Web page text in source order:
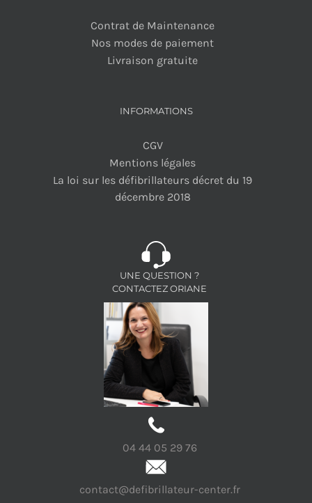
Contrat de Maintenance
Nos modes de paiement
Livraison gratuite
INFORMATIONS
CGV
Mentions légales
La loi sur les défibrillateurs décret du 19
décembre 2018
UNE QUESTION ?
CONTACTEZ ORIANE
04 44 05 29 76
contact@defibrillateur-center.fr